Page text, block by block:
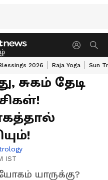
2026 Raja Yoga Sun
சுகம் தேடி
IST
யாருக்கு?